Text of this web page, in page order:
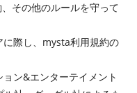
その他のルールを守って
際し、mysta利用規約の
ン&エンターテイメント